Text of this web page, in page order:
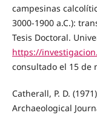
campesinas
3000-1900 a.C.):
Tesis Doctoral.
https://
consultado el 15 de
Catherall, P. D.
Archaeological